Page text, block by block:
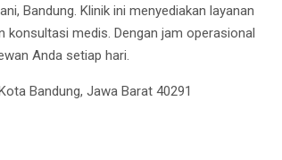
Bandung. Klinik ini menyediakan layanan
konsultasi medis. Dengan jam operasional
Anda setiap hari.
Bandung, Jawa Barat 40291